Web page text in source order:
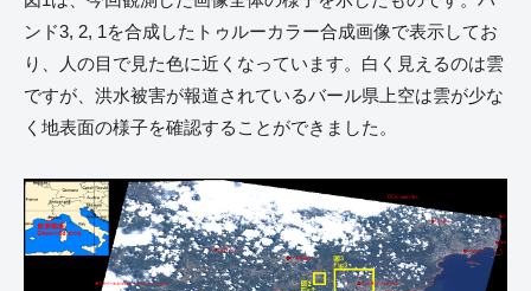
ンド3, 2, 1を合成したトゥルーカラー合成画像で表示してお
り、人の目で見た色に近くなっています。白く見えるのは雲
ですが、洪水被害が報道されているバール県上空は雲が少な
く地表面の様子を確認することができました。